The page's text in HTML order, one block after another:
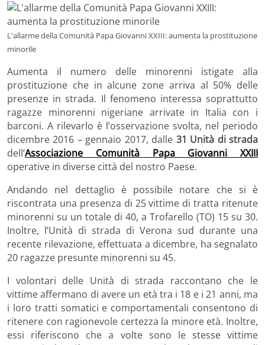
L'allarme della Comunità Papa Giovanni XXIII: aumenta la prostituzione
minorile
Aumenta il numero delle minorenni istigate alla
prostituzione che in alcune zone arriva al 50% delle
presenze in strada. Il fenomeno interessa soprattutto
ragazze minorenni nigeriane arrivate in Italia con i
barconi. A rilevarlo è l’osservazione svolta, nel periodo
dicembre 2016 – gennaio 2017, dalle 31 Unità di strada
dell’Associazione Comunità Papa Giovanni XXIII
operative in diverse città del nostro Paese.
Andando nel dettaglio è possibile notare che si è
riscontrata una presenza di 25 vittime di tratta ritenute
minorenni su un totale di 40, a Trofarello (TO) 15 su 30.
Inoltre, l’Unità di strada di Verona sud durante una
recente rilevazione, effettuata a dicembre, ha segnalato
20 ragazze presunte minorenni su 45.
I volontari delle Unità di strada raccontano che le
vittime affermano di avere un età tra i 18 e i 21 anni, ma
i loro tratti somatici e comportamentali consentono di
ritenere con ragionevole certezza la minore età. Inoltre,
essi riferiscono che a volte sono le stesse vittime